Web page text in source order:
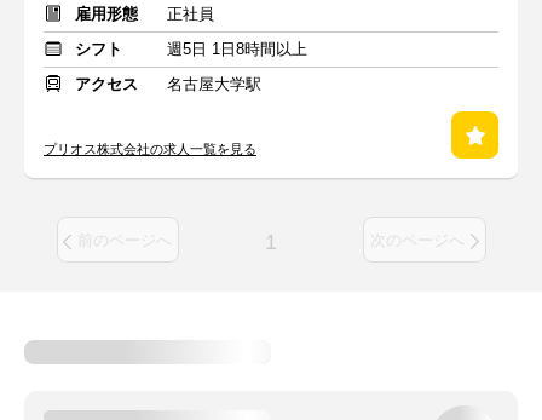
雇用形態
正社員
シフト
週5日 1日8時間以上
アクセス
名古屋大学駅
プリオス株式会社の求人一覧を見る
前のページへ 1 次のページへ